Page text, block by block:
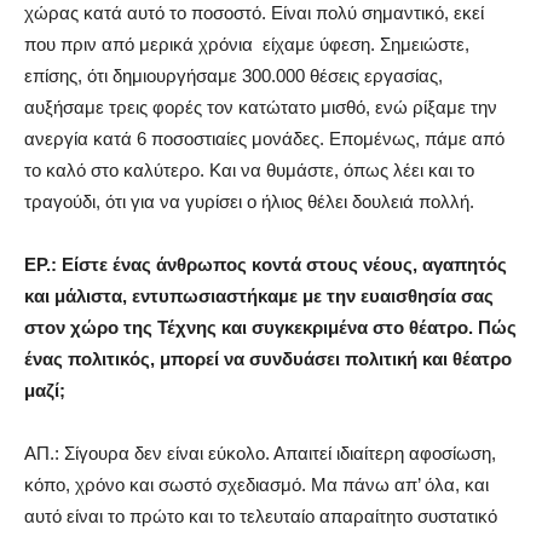
χώρας κατά αυτό το ποσοστό. Είναι πολύ σημαντικό, εκεί
που πριν από μερικά χρόνια είχαμε ύφεση. Σημειώστε,
επίσης, ότι δημιουργήσαμε 300.000 θέσεις εργασίας,
αυξήσαμε τρεις φορές τον κατώτατο μισθό, ενώ ρίξαμε την
ανεργία κατά 6 ποσοστιαίες μονάδες. Επομένως, πάμε από
το καλό στο καλύτερο. Και να θυμάστε, όπως λέει και το
τραγούδι, ότι για να γυρίσει ο ήλιος θέλει δουλειά πολλή.
ΕΡ.: Είστε ένας άνθρωπος κοντά στους νέους, αγαπητός
και μάλιστα, εντυπωσιαστήκαμε με την ευαισθησία σας
στον χώρο της Τέχνης και συγκεκριμένα στο θέατρο. Πώς
ένας πολιτικός, μπορεί να συνδυάσει πολιτική και θέατρο
μαζί;
ΑΠ.: Σίγουρα δεν είναι εύκολο. Απαιτεί ιδιαίτερη αφοσίωση,
κόπο, χρόνο και σωστό σχεδιασμό. Μα πάνω απ’ όλα, και
αυτό είναι το πρώτο και το τελευταίο απαραίτητο συστατικό